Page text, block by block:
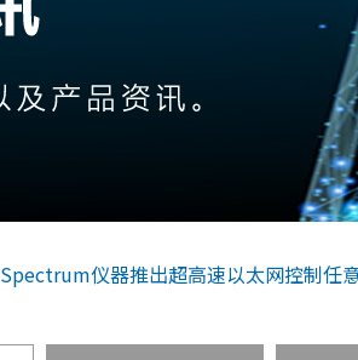
Spectrum仪器推出超高速以太网控制任